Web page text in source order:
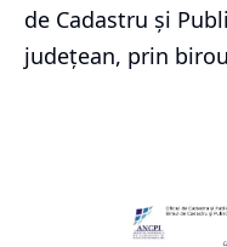
de Cadastru și
județean, prin